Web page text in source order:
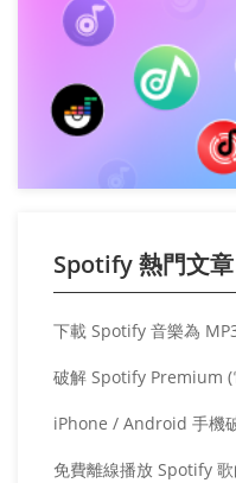
Spotify 熱門文章
下載 Spotify 音樂為
破解 Spotify Premium (
iPhone / Android 手機
免費離線播放 Spotify 歌